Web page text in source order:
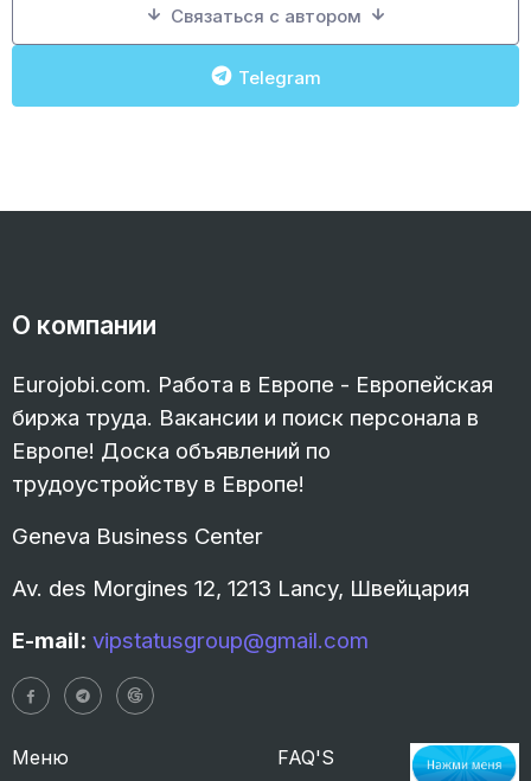
Связаться с автором
Telegram
О компании
Eurojobi.com. Работа в Европе - Европейская
биржа труда. Вакансии и поиск персонала в
Европе! Доска объявлений по
трудоустройству в Европе!
Geneva Business Center
Av. des Morgines 12, 1213 Lancy, Швейцария
E-mail: vipstatusgroup@gmail.com
Меню FAQ'S